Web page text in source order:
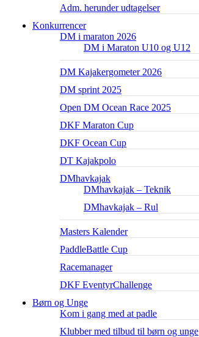
Adm. herunder udtagelser
Konkurrencer
DM i maraton 2026
DM i Maraton U10 og U12
DM Kajakergometer 2026
DM sprint 2025
Open DM Ocean Race 2025
DKF Maraton Cup
DKF Ocean Cup
DT Kajakpolo
DMhavkajak
DMhavkajak – Teknik
DMhavkajak – Rul
Masters Kalender
PaddleBattle Cup
Racemanager
DKF EventyrChallenge
Børn og Unge
Kom i gang med at padle
Klubber med tilbud til børn og unge